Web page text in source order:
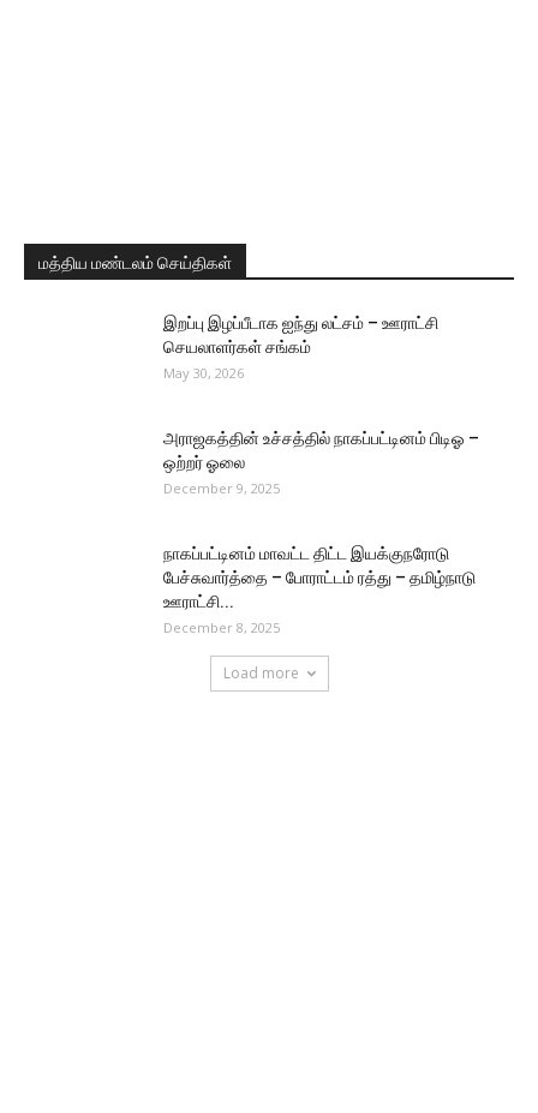
மத்திய மண்டலம் செய்திகள்
இறப்பு இழப்பீடாக ஐந்து லட்சம் – ஊராட்சி
செயலாளர்கள் சங்கம்
May 30, 2026
அராஜகத்தின் உச்சத்தில் நாகப்பட்டினம் பிடிஓ –
ஒற்றர் ஓலை
December 9, 2025
நாகப்பட்டினம் மாவட்ட திட்ட இயக்குநரோடு
பேச்சுவார்த்தை – போராட்டம் ரத்து – தமிழ்நாடு
ஊராட்சி...
December 8, 2025
Load more